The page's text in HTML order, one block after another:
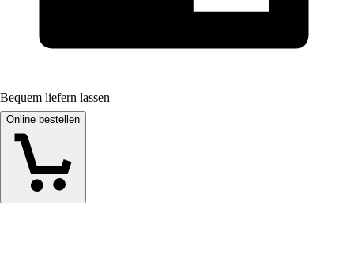
Bequem liefern lassen
Online bestellen